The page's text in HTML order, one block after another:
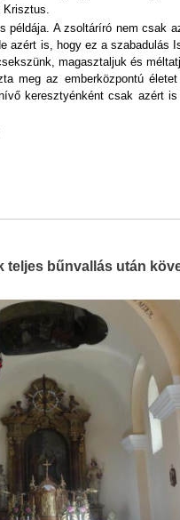
A zsoltáríró nem csak
azért is, hogy ez a szabadulás
magasztaljuk és
meg az emberközpontú
keresztyénként csak azért
teljes bűnvallás után